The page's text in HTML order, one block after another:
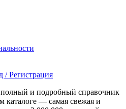
/ Регистрация
и подробный справочник
— самая свежая и